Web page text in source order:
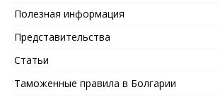
Полезная информация
Представительства
Статьи
Таможенные правила в Болгарии